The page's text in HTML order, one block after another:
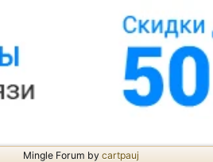
Mingle Forum by cartpauj